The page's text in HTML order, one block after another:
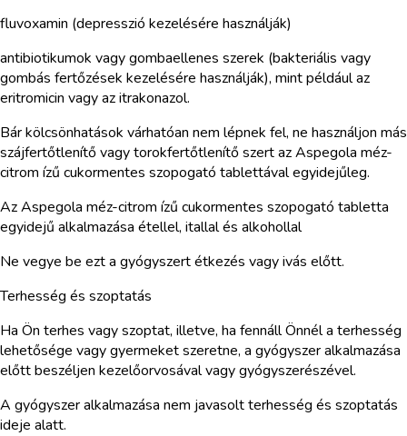
fluvoxamin (depresszió kezelésére használják)
antibiotikumok vagy gombaellenes szerek (bakteriális vagy
gombás fertőzések kezelésére használják), mint például az
eritromicin vagy az itrakonazol.
Bár kölcsönhatások várhatóan nem lépnek fel, ne használjon más
szájfertőtlenítő vagy torokfertőtlenítő szert az Aspegola méz-
citrom ízű cukormentes szopogató tablettával egyidejűleg.
Az Aspegola méz-citrom ízű cukormentes szopogató tabletta
egyidejű alkalmazása étellel, itallal és alkohollal
Ne vegye be ezt a gyógyszert étkezés vagy ivás előtt.
Terhesség és szoptatás
Ha Ön terhes vagy szoptat, illetve, ha fennáll Önnél a terhesség
lehetősége vagy gyermeket szeretne, a gyógyszer alkalmazása
előtt beszéljen kezelőorvosával vagy gyógyszerészével.
A gyógyszer alkalmazása nem javasolt terhesség és szoptatás
ideje alatt.